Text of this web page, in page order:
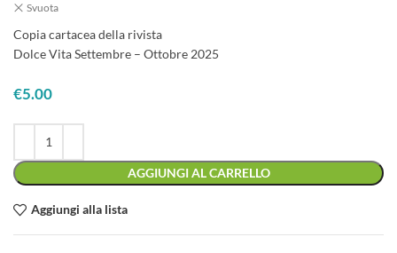
Svuota
Copia cartacea della rivista
Dolce Vita Settembre – Ottobre 2025
€5.00
AGGIUNGI AL CARRELLO
Aggiungi alla lista